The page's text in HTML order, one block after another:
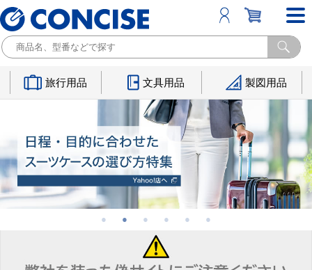
旅行用品 文具用品 製図用品